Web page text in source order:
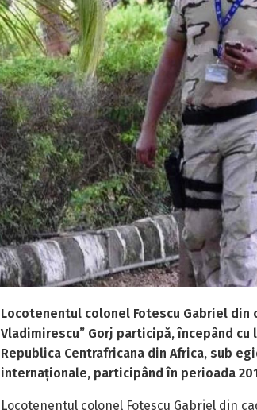
Locotenentul colonel Fotescu Gabriel din
Vladimirescu” Gorj participă, începând
Republica Centrafricana din Africa, sub
internaționale, participând în perioada
Locotenentul colonel Fotescu Gabriel din